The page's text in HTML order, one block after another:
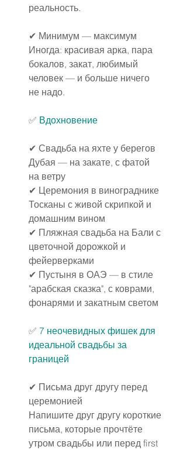
реальность.
✔ Минимум — максимум
Иногда: красивая арка, пара
бокалов, закат, любимый
человек — и больше ничего
не надо.
✅ Вдохновение
✔ Свадьба на яхте у берегов
Дубая — на закате, с фатой
на ветру
✔ Церемония в винограднике
Тосканы с живой скрипкой и
домашним вином
✔ Пляжная свадьба на Бали с
цветочной дорожкой и
фейерверками
✔ Пустыня в ОАЭ — в стиле
"арабская сказка", с коврами,
фонарями и закатным светом
✅ 7 неочевидных фишек для
идеальной свадьбы за
границей
✔ Письма друг другу перед
церемонией
Напишите друг другу короткие
письма, которые прочтёте
утром свадьбы или перед first